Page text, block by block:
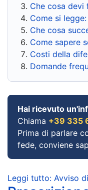
Che cosa devi
Come si
Che cosa
Come sapere
Costi della
Domande
Hai ricevuto
Chiama +39 335
Prima di parlare
fede, conviene
Leggi tutto: Avviso